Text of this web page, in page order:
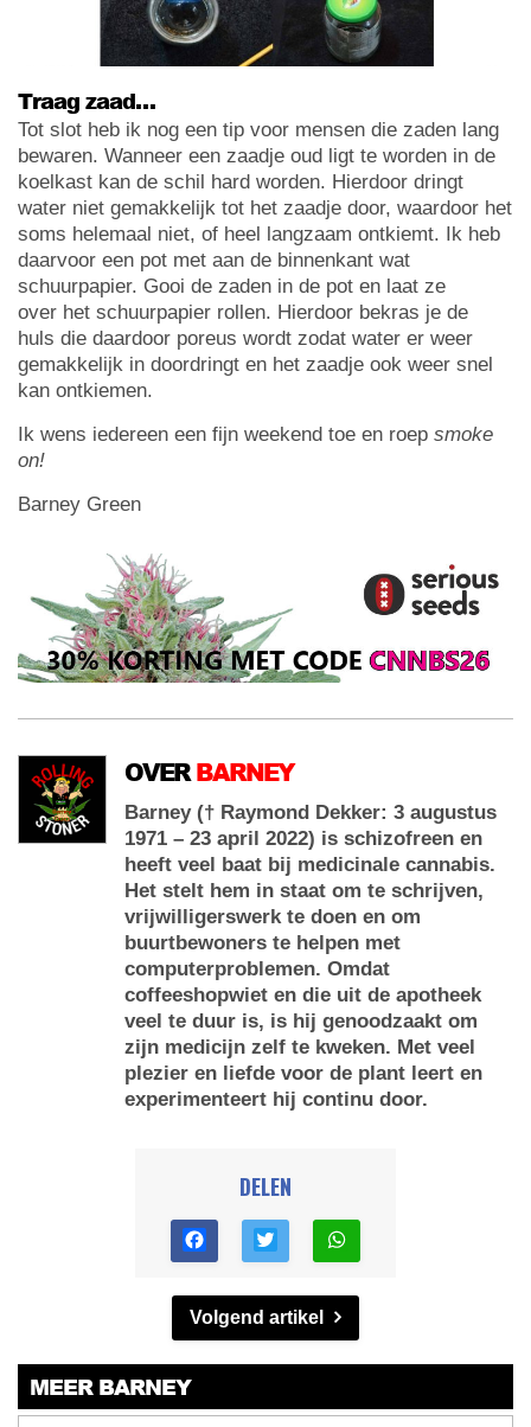
Traag zaad…
Tot slot heb ik nog een tip voor mensen die zaden lang
bewaren. Wanneer een zaadje oud ligt te worden in de
koelkast kan de schil hard worden. Hierdoor dringt
water niet gemakkelijk tot het zaadje door, waardoor het
soms helemaal niet, of heel langzaam ontkiemt. Ik heb
daarvoor een pot met aan de binnenkant wat
schuurpapier. Gooi de zaden in de pot en laat ze
over het schuurpapier rollen. Hierdoor bekras je de
huls die daardoor poreus wordt zodat water er weer
gemakkelijk in doordringt en het zaadje ook weer snel
kan ontkiemen.
Ik wens iedereen een fijn weekend toe en roep smoke
on!
Barney Green
OVERBARNEY
Barney († Raymond Dekker: 3 augustus
1971 – 23 april 2022) is schizofreen en
heeft veel baat bij medicinale cannabis.
Het stelt hem in staat om te schrijven,
vrijwilligerswerk te doen en om
buurtbewoners te helpen met
computerproblemen. Omdat
coffeeshopwiet en die uit de apotheek
veel te duur is, is hij genoodzaakt om
zijn medicijn zelf te kweken. Met veel
plezier en liefde voor de plant leert en
experimenteert hij continu door.
DELEN
Volgend artikel
MEER BARNEY